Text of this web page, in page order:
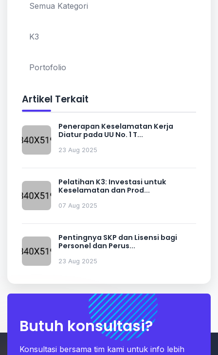
Semua Kategori
K3
Portofolio
Artikel Terkait
Penerapan Keselamatan Kerja
Diatur pada UU No. 1 T...
23 Aug 2025
Pelatihan K3: Investasi untuk
Keselamatan dan Prod...
07 Aug 2025
Pentingnya SKP dan Lisensi bagi
Personel dan Perus...
23 Aug 2025
Butuh konsultasi?
Konsultasi bersama tim kami untuk info lebih